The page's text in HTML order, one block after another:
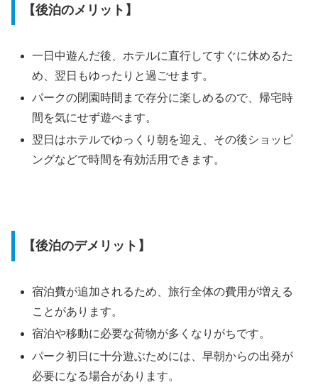
【後泊のメリット】
一日中遊んだ後、ホテルに直行してすぐに休めるた
め、翌日もゆったりと過ごせます。
パークの閉園時間まで存分に楽しめるので、帰宅時
間を気にせず遊べます。
翌日はホテルでゆっくり朝を迎え、その後ショッピ
ングなどで時間を有効活用できます。
【後泊のデメリット】
宿泊費が追加されるため、旅行全体の費用が増える
ことがあります。
宿泊や移動に必要な荷物が多くなりがちです。
パーク初日に十分遊ぶためには、早朝からの出発が
必要になる場合があります。